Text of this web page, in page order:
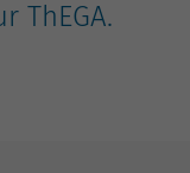
ThEGA.
den
zu verfolgen.